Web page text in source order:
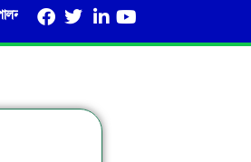
লক্ষ্যে বিভিন্ন প্রতিযোগিতায় শিক্ষার্থীদের